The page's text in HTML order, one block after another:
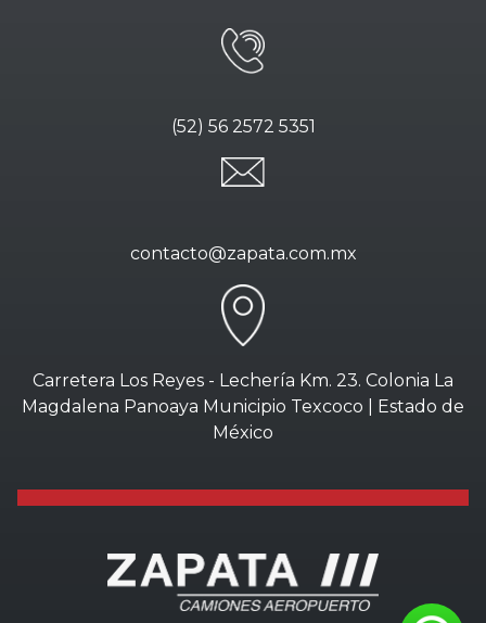
(52) 56 2572 5351
contacto@zapata.com.mx
Carretera Los Reyes - Lechería Km. 23. Colonia La
Magdalena Panoaya Municipio Texcoco | Estado de
México